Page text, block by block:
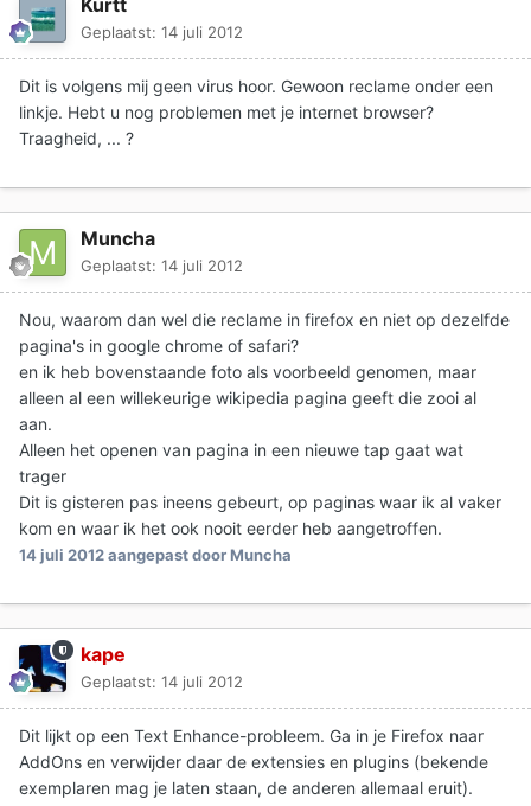
Geplaatst: 14 juli 2012
Dit is volgens mij geen virus hoor. Gewoon reclame onder een
linkje. Hebt u nog problemen met je internet browser?
Traagheid, ... ?
Muncha
Geplaatst: 14 juli 2012
Nou, waarom dan wel die reclame in firefox en niet op dezelfde
pagina's in google chrome of safari?
en ik heb bovenstaande foto als voorbeeld genomen, maar
alleen al een willekeurige wikipedia pagina geeft die zooi al
aan.
Alleen het openen van pagina in een nieuwe tap gaat wat
trager
Dit is gisteren pas ineens gebeurt, op paginas waar ik al vaker
kom en waar ik het ook nooit eerder heb aangetroffen.
14 juli 2012aangepast door Muncha
kape
Geplaatst: 14 juli 2012
Dit lijkt op een Text Enhance-probleem. Ga in je Firefox naar
AddOns en verwijder daar de extensies en plugins (bekende
exemplaren mag je laten staan, de anderen allemaal eruit).